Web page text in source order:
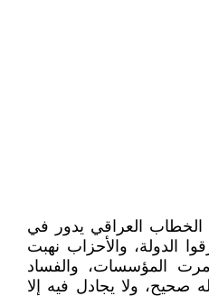
العراقي يدور في
الدولة، والأحزاب نهبت
المؤسسات، والفساد
صحيح، ولا يجادل فيه إلا